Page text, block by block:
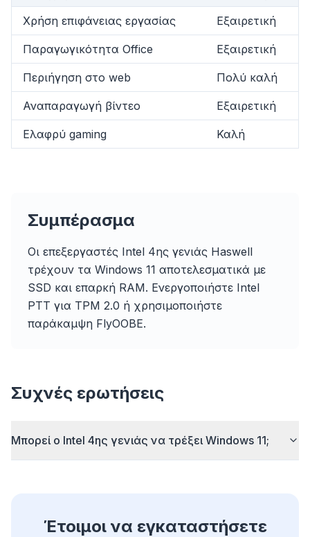
Χρήση επιφάνειας εργασίας Εξαιρετική
Παραγωγικότητα Office Εξαιρετική
Περιήγηση στο web Πολύ καλή
Αναπαραγωγή βίντεο Εξαιρετική
Ελαφρύ gaming Καλή
Συμπέρασμα
Οι επεξεργαστές Intel 4ης γενιάς Haswell
τρέχουν τα Windows 11 αποτελεσματικά με
SSD και επαρκή RAM. Ενεργοποιήστε Intel
PTT για TPM 2.0 ή χρησιμοποιήστε
παράκαμψη FlyOOBE.
Συχνές ερωτήσεις
Μπορεί ο Intel 4ης γενιάς να τρέξει Windows 11;
Έτοιμοι να εγκαταστήσετε
flyoobe
BrowserOptimizer
times across every site you visit.
trackers that slow you down.